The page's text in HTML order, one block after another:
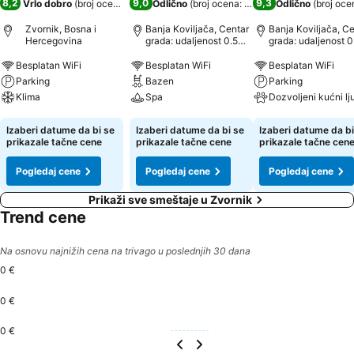
8,2 Vrlo dobro (broj ocena: 506)
Zvornik, Bosna i
Hercegovina
Besplatan WiFi
Parking
Klima
Pogledaj cene
Izaberi datume da bi se
prikazale tačne cene
Pogledaj cene
9,0 Odlično (broj ocena: 550)
Banja Koviljača, Centar
grada: udaljenost 0.5
Besplatan WiFi
Bazen
Spa
Pogledaj cene
Izaberi datume da bi se
prikazale tačne cene
Pogledaj cene
9,3 Odlično (broj
Banja Koviljača,
grada: udaljenost
Besplatan WiFi
Parking
Pogledaj cene
Izaberi datume da
prikazale tačne cene
Pogledaj cene
Prikaži sve smeštaje u Zvornik
Trend cene
Na osnovu najnižih cena na trivago u poslednjih 30 dana
0 €
0 €
0 €